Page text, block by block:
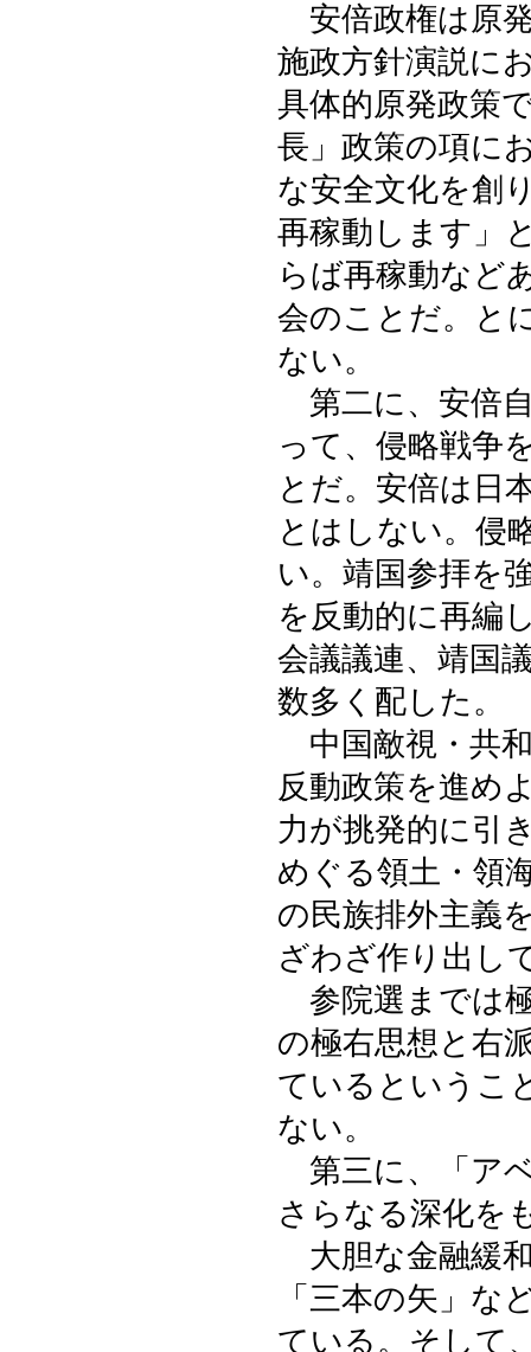
安倍政権は原
施政方針演説に
具体的原発政策
長」政策の項に
な安全文化を創
再稼動します」
らば再稼動など
会のことだ。と
ない。
第二に、安倍
って、侵略戦争
とだ。安倍は日
とはしない。侵
い。靖国参拝を
を反動的に再編
会議議連、靖国
数多く配した。
中国敵視・共
反動政策を進め
力が挑発的に引
めぐる領土・領
の民族排外主義
ざわざ作り出し
参院選までは
の極右思想と右
ているというこ
ない。
第三に、「ア
さらなる深化を
大胆な金融緩
「三本の矢」な
ている。そして